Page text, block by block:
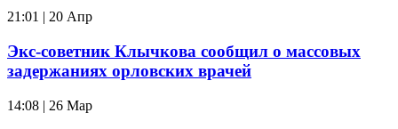
21:01 | 20 Апр
Экс-советник Клычкова сообщил о массовых
задержаниях орловских врачей
14:08 | 26 Мар